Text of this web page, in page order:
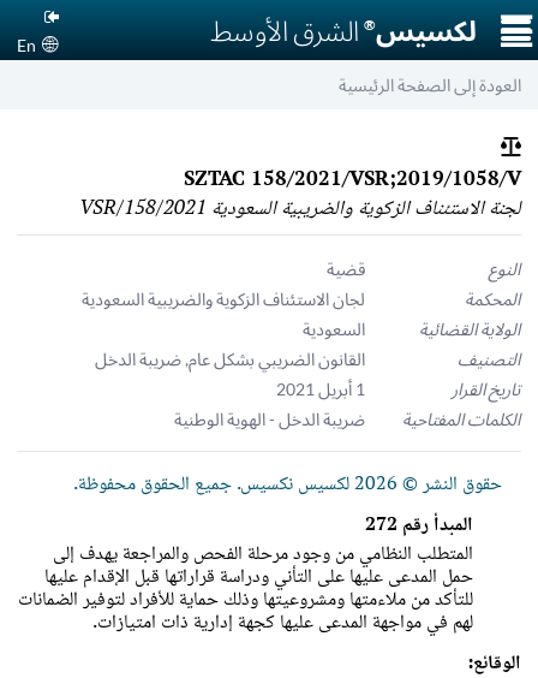
لكسيس®الشرق الأوسط En ☰
العودة إلى الصفحة الرئيسية
SZTAC 158/2021/VSR;2019/1058/V
لجنة الاستئناف الزكوية والضريبية السعودية 158/2021/VSR
النوع
قضية
المحكمة
لجان الاستئناف الزكوية والضريبية السعودية
الولاية القضائية
السعودية
التصنيف
القانون الضريبي بشكل عام,ضريبة الدخل
تاريخ القرار
1 أبريل 2021
الكلمات المفتاحية
ضريبة الدخل - الهوية الوطنية
حقوق النشر © 2026 لكسيس نكسيس. جميع الحقوق محفوظة.
المبدأ رقم 272
المتطلب النظامي من وجود مرحلة الفحص والمراجعة يهدف إلى
حمل المدعى عليها على التأني ودراسة قراراتها قبل الإقدام عليها
للتأكد من ملاءمتها ومشروعيتها وذلك حماية للأفراد لتوفير الضمانات
لهم في مواجهة المدعى عليها كجهة إدارية ذات امتيازات.
الوقائع: